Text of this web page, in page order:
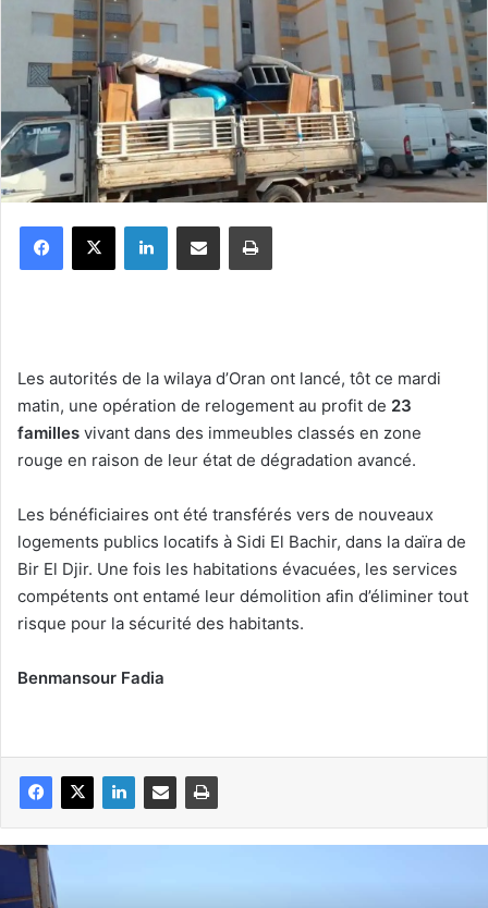
Les autorités de la wilaya d’Oran ont lancé, tôt ce mardi
matin, une opération de relogement au profit de 23
familles vivant dans des immeubles classés en zone
rouge en raison de leur état de dégradation avancé.
Les bénéficiaires ont été transférés vers de nouveaux
logements publics locatifs à Sidi El Bachir, dans la daïra de
Bir El Djir. Une fois les habitations évacuées, les services
compétents ont entamé leur démolition afin d’éliminer tout
risque pour la sécurité des habitants.
Benmansour Fadia